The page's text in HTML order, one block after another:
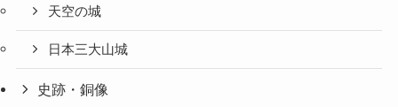
天空の城
日本三大山城
史跡・銅像